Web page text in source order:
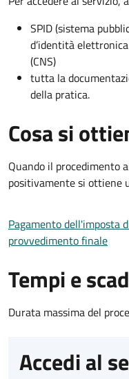
SPID (sistema
d’identità
(CNS)
tutta la
della pratica.
Cosa si
Quando il procedimento
positivamente si ottiene
Pagamento dell'imposta
provvedimento finale
Tempi e
Durata massima del
Accedi al